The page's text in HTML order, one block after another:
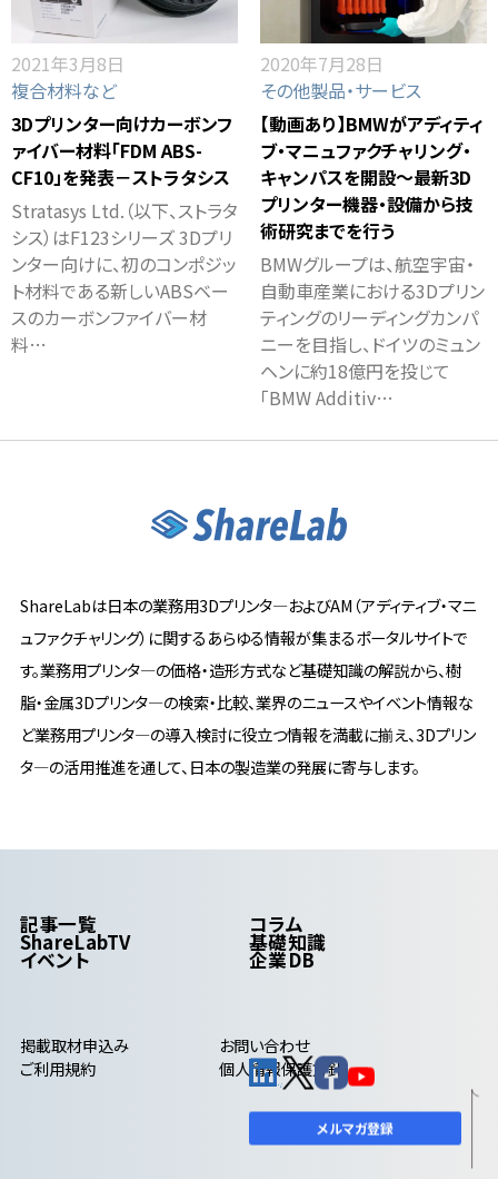
2021年3月8日
複合材料など
3Dプリンター向けカーボンフ
ァイバー材料「FDM ABS-
CF10」を発表－ストラタシス
Stratasys Ltd.（以下、ストラタ
シス）はF123シリーズ 3Dプリ
ンター向けに、初のコンポジッ
ト材料である新しいABSベー
スのカーボンファイバー材
料…
2020年7月28日
その他製品・サービス
【動画あり】BMWがアディティ
ブ・マニュファクチャリング・
キャンパスを開設～最新3D
プリンター機器・設備から技
術研究までを行う
BMWグループは、航空宇宙・
自動車産業における3Dプリン
ティングのリーディングカンパ
ニーを目指し、ドイツのミュン
ヘンに約18億円を投じて
「BMW Additiv…
ShareLabは日本の業務用3Dプリンタ―およびAM（アディティブ・マニ
ュファクチャリング）に関するあらゆる情報が集まるポータルサイトで
す。業務用プリンタ―の価格・造形方式など基礎知識の解説から、樹
脂・金属3Dプリンタ―の検索・比較、業界のニュースやイベント情報な
ど業務用プリンタ―の導入検討に役立つ情報を満載に揃え、3Dプリン
タ―の活用推進を通して、日本の製造業の発展に寄与します。
記事一覧 コラム
ShareLabTV 基礎知識
イベント 企業DB
メルマガ登録
掲載取材申込み
お問い合わせ
ご利用規約
個人情報保護方針